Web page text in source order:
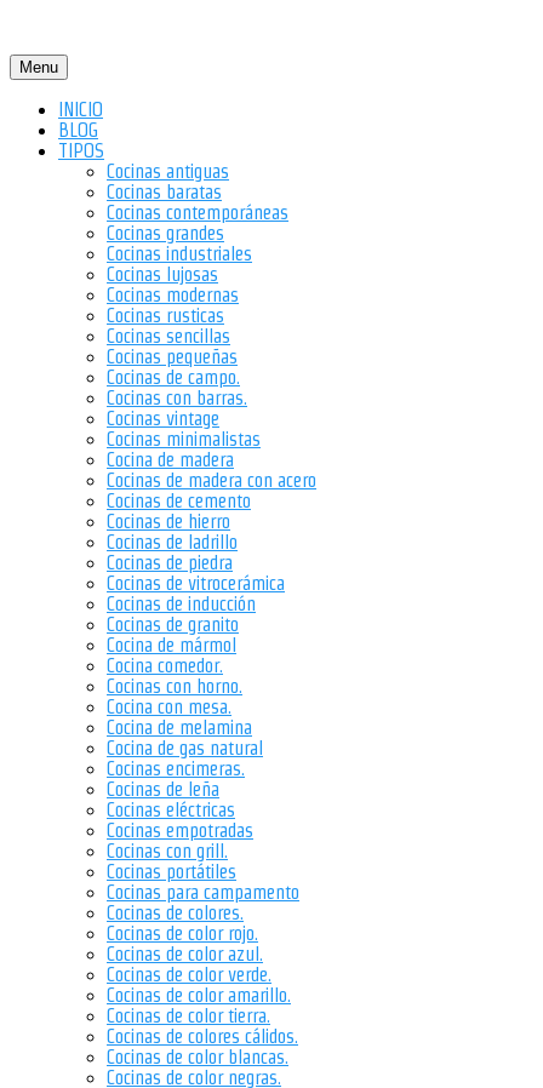
Menu
INICIO
BLOG
TIPOS
Cocinas antiguas
Cocinas baratas
Cocinas contemporáneas
Cocinas grandes
Cocinas industriales
Cocinas lujosas
Cocinas modernas
Cocinas rusticas
Cocinas sencillas
Cocinas pequeñas
Cocinas de campo.
Cocinas con barras.
Cocinas vintage
Cocinas minimalistas
Cocina de madera
Cocinas de madera con acero
Cocinas de cemento
Cocinas de hierro
Cocinas de ladrillo
Cocinas de piedra
Cocinas de vitrocerámica
Cocinas de inducción
Cocinas de granito
Cocina de mármol
Cocina comedor.
Cocinas con horno.
Cocina con mesa.
Cocina de melamina
Cocina de gas natural
Cocinas encimeras.
Cocinas de leña
Cocinas eléctricas
Cocinas empotradas
Cocinas con grill.
Cocinas portátiles
Cocinas para campamento
Cocinas de colores.
Cocinas de color rojo.
Cocinas de color azul.
Cocinas de color verde.
Cocinas de color amarillo.
Cocinas de color tierra.
Cocinas de colores cálidos.
Cocinas de color blancas.
Cocinas de color negras.